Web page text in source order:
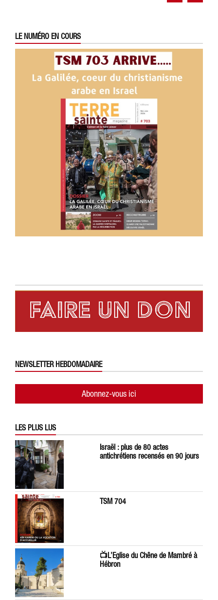
LE NUMÉRO EN COURS
NEWSLETTER HEBDOMADAIRE
Abonnez-vous ici
LES PLUS LUS
Israël : plus de 80 actes
antichrétiens recensés en 90 jours
TSM 704
📺L’Eglise du Chêne de Mambré à
Hébron